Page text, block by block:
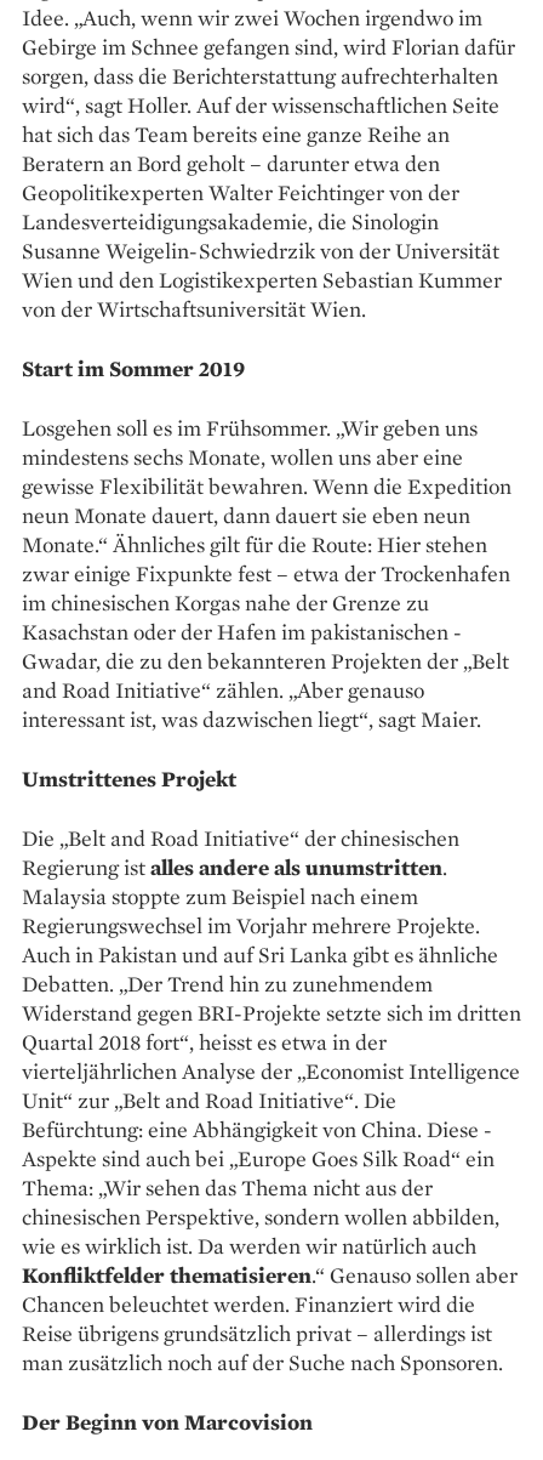
Idee. „Auch, wenn wir zwei Wochen irgendwo im
Gebirge im Schnee gefangen sind, wird Florian dafür
sorgen, dass die Bericht­erstattung ­aufrechterhalten
wird“, sagt ­Holler. Auf der wissen­schaftlichen Seite
hat sich das Team bereits eine ganze Reihe an
Beratern an Bord geholt – darunter etwa den
Geopolitikexperten Walter ­Feichtinger von der
Landesverteidigungs­akademie, die Sinologin
Susanne Weigelin-­Schwiedrzik von der ­Universität
Wien und den Logistik­experten ­Sebastian Kummer
von der Wirtschaftsuniversität Wien.
Start im Sommer 2019
Losgehen soll es im Frühsommer. „Wir geben uns
mindestens sechs Monate, wollen uns aber eine
gewisse Flexibilität bewahren. Wenn die Expedition
neun Monate dauert, dann dauert sie eben neun
Monate.“ Ähnliches gilt für die Route: Hier stehen
zwar einige Fixpunkte fest – etwa der Trockenhafen
im ­chinesischen Korgas nahe der Grenze zu
Kasachstan oder der Hafen im pakistanischen ­
Gwadar, die zu den bekannteren Projekten der „Belt
and Road Initiative“ zählen. „Aber genauso
interessant ist, was dazwischen liegt“, sagt Maier.
Umstrittenes Projekt
Die „Belt and Road Initiative“ der chinesischen
Regierung ist ­alles andere als unumstritten.
Malaysia stoppte zum Beispiel nach ­einem
Regierungswechsel im Vorjahr mehrere Projekte.
Auch in ­Pakistan und auf Sri Lanka gibt es ­ähnliche
Debatten. „Der Trend hin zu ­zunehmendem
Widerstand gegen BRI-­Projekte setzte sich im ­dritten
Quartal 2018 fort“, heisst es etwa in der
vierteljährlichen ­Analyse der „­Economist Intelligence
Unit“ zur „Belt and Road Initiative“. Die
Befürchtung: eine Abhängigkeit von China. ­Diese ­
Aspekte sind auch bei „Europe Goes Silk Road“ ein
Thema: „Wir sehen das Thema nicht aus der
chinesischen Perspektive, sondern wollen abbilden,
wie es wirklich ist. Da werden wir natürlich auch
Konfliktfelder thematisieren.“ Genauso sollen aber
Chancen beleuchtet ­werden. Finanziert wird die
Reise übrigens grundsätzlich privat – allerdings ist
man zusätzlich noch auf der ­Suche nach Sponsoren.
Der Beginn von Marcovision